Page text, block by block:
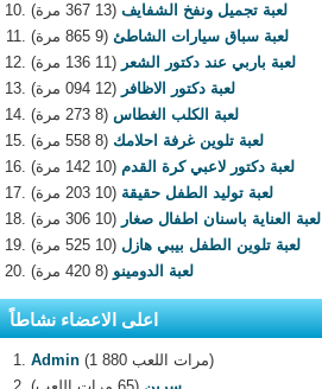
لعبة تجميل ونفخ الشفايف (13 367 مرة)
لعبة سباق سيارات الشاطئ (9 865 مرة)
لعبة باربي عند دكتور الشعر (11 136 مرة)
لعبة دكتور الاظافر (12 094 مرة)
لعبة الكلب الغطاس (8 273 مرة)
لعبة تلوين غرفة احلامك (8 558 مرة)
لعبة دكتور لاعبي كرة القدم (10 142 مرة)
لعبة توليد الطفل حقيقة (10 203 مرة)
لعبة العناية باسنان اطفال صغار (10 306 مرة)
لعبة تلوين الطفل بيبي هازل (10 525 مرة)
لعبة الدومينو (8 420 مرة)
اعلى الاعضاء نشاطاً
Admin
(1 880 مرات اللعب)